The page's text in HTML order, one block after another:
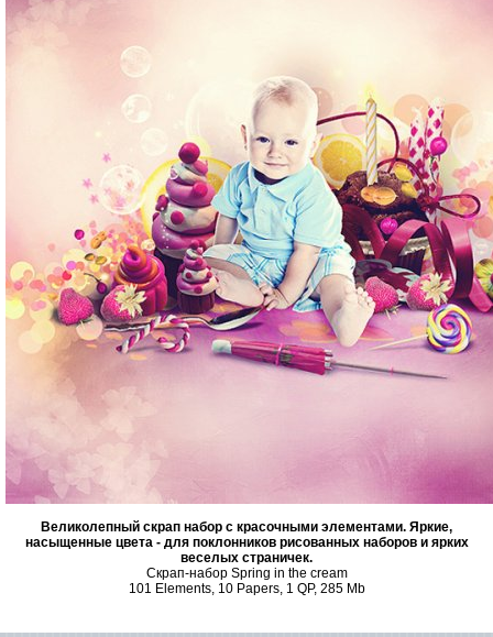
Великолепный скрап набор с красочными элементами. Яркие,
насыщенные цвета - для поклонников рисованных наборов и ярких
веселых страничек.
Скрап-набор Spring in the cream
101 Elements, 10 Papers, 1 QP, 285 Mb